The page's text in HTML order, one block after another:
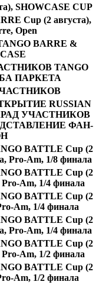
SHOWCASE CUP
Cup (2 августа),
Open
BARRE &
TANGO
ПАРКЕТА
RUSSIAN
УЧАСТНИКОВ
ФАН-
BATTLE Cup (2
Pro-Am, 1/8 финала
BATTLE Cup (2
Pro-Am, 1/4 финала
BATTLE Cup (2
Am, 1/4 финала
BATTLE Cup (2
Pro-Am, 1/4 финала
BATTLE Cup (2
Pro-Am, 1/2 финала
BATTLE Cup (2
Am, 1/2 финала